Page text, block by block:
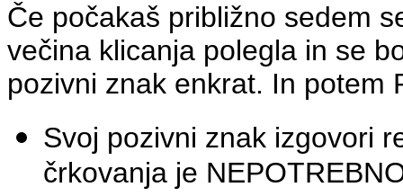
Če počakaš približno sedem
večina klicanja polegla in se
pozivni znak enkrat. In potem
Svoj pozivni znak izgovori
črkovanja je